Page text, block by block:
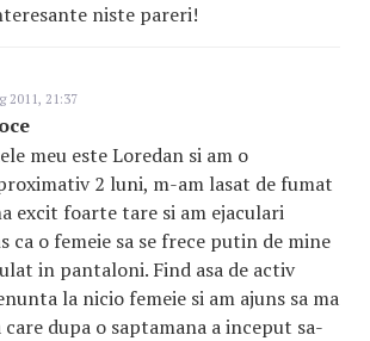
niste pareri!
2011, 21:37
meu este Loredan si am o
2 luni, m-am lasat de fumat
excit foarte tare si am ejaculari
ca o femeie sa se frece putin de mine
in pantaloni. Find asa de activ
la nicio femeie si am ajuns sa ma
dupa o saptamana a inceput sa-